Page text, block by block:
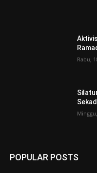
Rabu,
POPULAR POSTS